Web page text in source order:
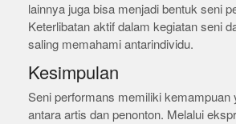
lainnya juga bisa menjadi bentuk seni
Keterlibatan aktif dalam kegiatan seni
saling memahami antarindividu.
Kesimpulan
Seni performans memiliki
antara artis dan penonton. Melalui